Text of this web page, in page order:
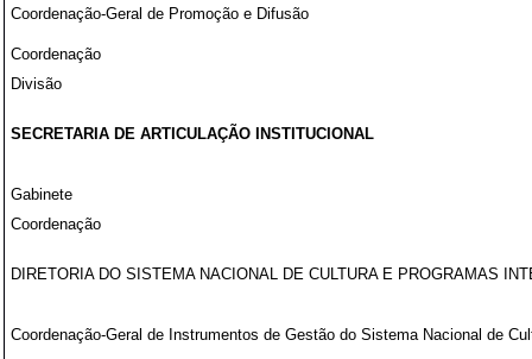
Coordenação-Geral de Promoção e Difusão
Coordenação
Divisão
SECRETARIA DE ARTICULAÇÃO INSTITUCIONAL
Gabinete
Coordenação
DIRETORIA DO SISTEMA NACIONAL DE CULTURA E PROGRAMAS
Coordenação-Geral de Instrumentos de Gestão do Sistema Nacional de